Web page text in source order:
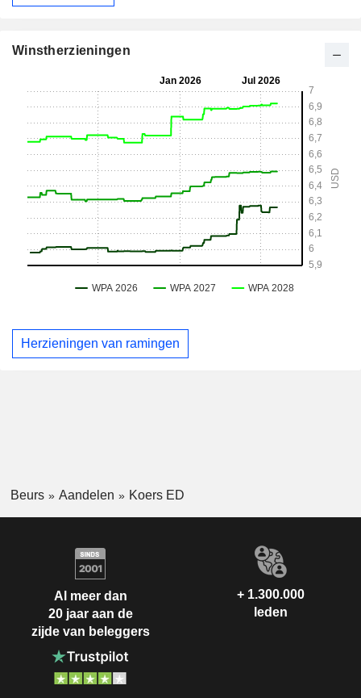
Winstherzieningen
Herzieningen van ramingen
Beurs Aandelen Koers ED
Al meer dan
20 jaar aan de
zijde van beleggers
+ 1.300.000
leden